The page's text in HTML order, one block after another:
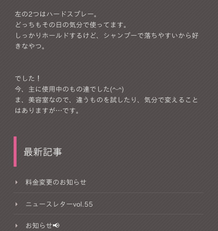
左の2つはハードスプレー。
どっちもその日の気分で使ってます。
しっかりホールドするけど、シャンプーで落ちやすいから好
きなやつ。
でした！
今、主に使用中のもの達でした(^-^)
ま、美容室なので、違うものを試したり、気分で変えること
はありますが…です。
最新記事
料金変更のお知らせ
ニュースレターvol.55
お知らせ📢